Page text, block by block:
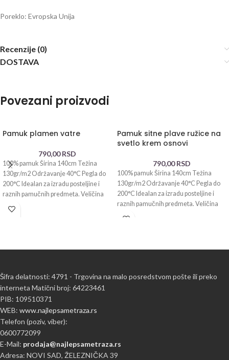
Poreklo: Evropska Unija
Recenzije (0)
DOSTAVA
Povezani proizvodi
Pamuk plamen vatre
790,00RSD
100% pamuk Širina 140cm Težina
130gr/m2 Održavanje 40°C Pegla do
200°C Idealan za izradu posteljine i
raznih pamučnih predmeta. Veličina
Pamuk sitne plave ružice na
svetlo krem osnovi
790,00RSD
100% pamuk Širina 140cm Težina
130gr/m2 Održavanje 40°C Pegla do
200°C Idealan za izradu posteljine i
raznih pamučnih predmeta. Veličina
Šifra delatnosti: 4791 - Trgovina na malo posredstvom pošte ili preko
interneta Matični broj: 64223461
PIB: 109510371
WEB: www.najlepsametraza.rs
Telefon (poziv, viber):
0600772099
E-Mail: prodaja@najlepsametraza.rs
Adresa: NOVI SAD, ŽELEZNIČKA 39